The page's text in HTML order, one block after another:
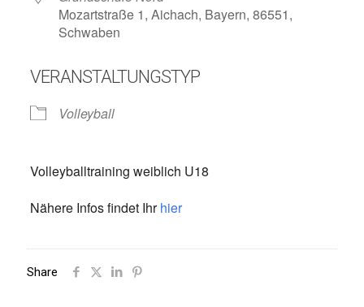
Mozartstraße 1, Aichach, Bayern, 86551,
Schwaben
VERANSTALTUNGSTYP
Volleyball
Volleyballtraining weiblich U18
Nähere Infos findet Ihrhier
Share